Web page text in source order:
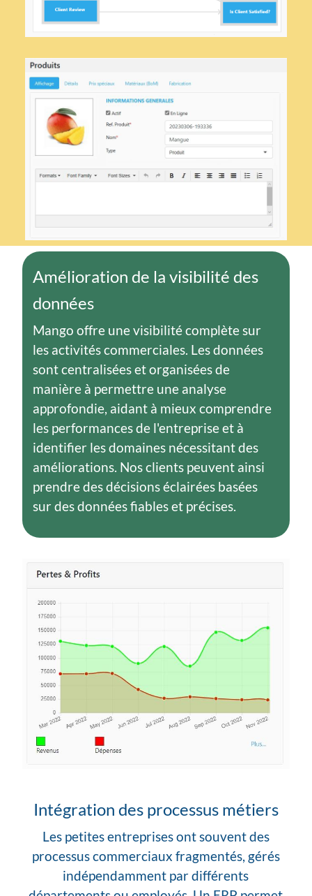
Amélioration de la visibilité des
données
Mango offre une visibilité complète sur
les activités commerciales. Les données
sont centralisées et organisées de
manière à permettre une analyse
approfondie, aidant à mieux comprendre
les performances de l'entreprise et à
identifier les domaines nécessitant des
améliorations. Nos clients peuvent ainsi
prendre des décisions éclairées basées
sur des données fiables et précises.
Intégration des processus métiers
Les petites entreprises ont souvent des
processus commerciaux fragmentés, gérés
indépendamment par différents